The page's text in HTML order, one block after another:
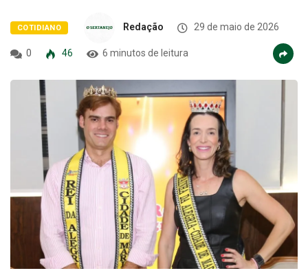
COTIDIANO Redação 29 de maio de 2026
0 46 6 minutos de leitura